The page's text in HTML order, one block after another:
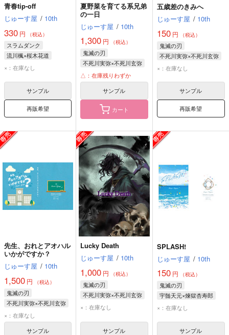
青春tip-off
じゅーす屋 / 10th
330 円 （税込）
スラムダンク
流川楓×桜木花道
流川楓
桜木花道
×：在庫なし
サンプル
再販希望
夏野菜を育てる系兄弟
の一日
じゅーす屋 / 10th
1,300 円 （税込）
鬼滅の刃
不死川実弥×不死川玄弥
不死川実弥
不死川玄弥
△：在庫残りわずか
サンプル
カート
五歳差のきみへ
じゅーす屋 / 10th
150円 （税込）
鬼滅の刃
不死川実弥×不死川玄弥
不死川実弥
×：在庫なし
サンプル
再販希望
先生、おれとアオハル
いかがですか？
じゅーす屋 / 10th
1,500 円 （税込）
鬼滅の刃
不死川実弥×不死川玄弥
不死川実弥
不死川玄弥
×：在庫なし
サンプル
Lucky Death
じゅーす屋 / 10th
1,000 円 （税込）
鬼滅の刃
不死川実弥×不死川玄弥
不死川実弥
×：在庫なし
サンプル
SPLASH!
じゅーす屋 / 10th
150円 （税込）
鬼滅の刃
宇髄天元×煉獄杏寿郎
宇髄天元
×：在庫なし
サンプル